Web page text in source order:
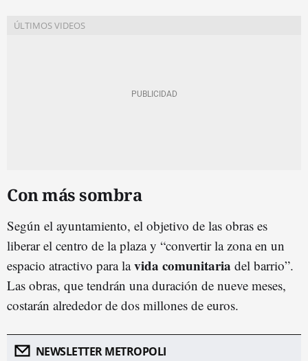
Con más sombra
Según el ayuntamiento, el objetivo de las obras es
liberar el centro de la plaza y “convertir la zona en un
espacio atractivo para lavida comunitaria del barrio”.
Las obras, que tendrán una duración de nueve meses,
costarán alrededor de dos millones de euros.
NEWSLETTER METROPOLI